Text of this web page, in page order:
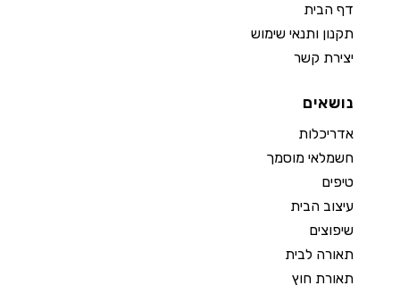
דף הבית
תקנון ותנאי שימוש
יצירת קשר
נושאים
אדריכלות
חשמלאי מוסמך
טיפים
עיצוב הבית
שיפוצים
תאורה לבית
תאורת חוץ